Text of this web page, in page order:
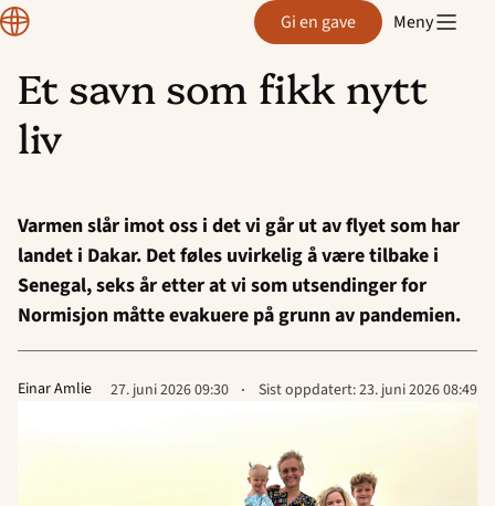
Hopp
til
innhold
Normisjon Gi en gave Meny
Et savn som fikk nytt
liv
Varmen slår imot oss i det vi går ut av flyet som har
landet i Dakar. Det føles uvirkelig å være tilbake i
Senegal, seks år etter at vi som utsendinger for
Normisjon måtte evakuere på grunn av pandemien.
Einar Amlie Lagt
27. juni 2026 09:30 Sist oppdatert:23. juni 2026 08:49